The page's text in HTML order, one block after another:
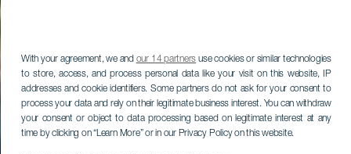
With your agreement, we and our 14 partners use cookies or similar technologies
to store, access, and process personal data like your visit on this website, IP
addresses and cookie identifiers. Some partners do not ask for your consent to
process your data and rely on their legitimate business interest. You can withdraw
your consent or object to data processing based on legitimate interest at any
time by clicking on “Learn More” or in our Privacy Policy on this website.